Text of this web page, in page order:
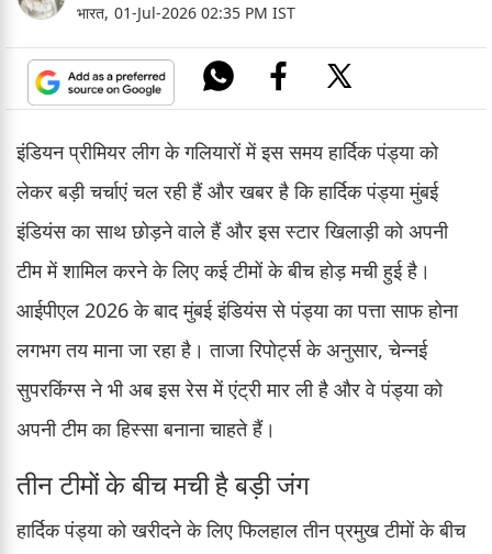
भारत, 01-Jul-2026 02:35 PM IST
इंडियन प्रीमियर लीग के गलियारों में इस समय हार्दिक पंड्या को
लेकर बड़ी चर्चाएं चल रही हैं और खबर है कि हार्दिक पंड्या मुंबई
इंडियंस का साथ छोड़ने वाले हैं और इस स्टार खिलाड़ी को अपनी
टीम में शामिल करने के लिए कई टीमों के बीच होड़ मची हुई है।
आईपीएल 2026 के बाद मुंबई इंडियंस से पंड्या का पत्ता साफ होना
लगभग तय माना जा रहा है। ताजा रिपोर्ट्स के अनुसार, चेन्नई
सुपरकिंग्स ने भी अब इस रेस में एंट्री मार ली है और वे पंड्या को
अपनी टीम का हिस्सा बनाना चाहते हैं।
तीन टीमों के बीच मची है बड़ी जंग
हार्दिक पंड्या को खरीदने के लिए फिलहाल तीन प्रमुख टीमों के बीच